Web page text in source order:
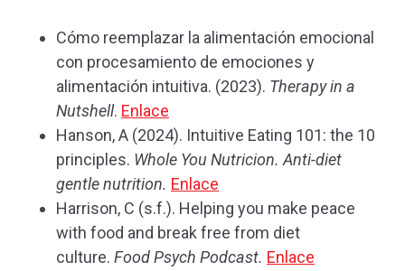
Cómo reemplazar la alimentación emocional
con procesamiento de emociones y
alimentación intuitiva. (2023). Therapy in a
Nutshell. Enlace
Hanson, A (2024). Intuitive Eating 101: the 10
principles. Whole You Nutricion. Anti-diet
gentle nutrition. Enlace
Harrison, C (s.f.). Helping you make peace
with food and break free from diet
culture. Food Psych Podcast. Enlace